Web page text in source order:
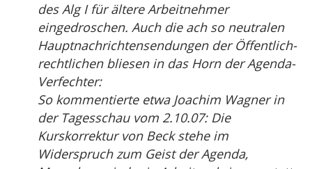
des Alg I für ältere Arbeitnehmer
eingedroschen. Auch die ach so neutralen
Hauptnachrichtensendungen der Öffentlich-
rechtlichen bliesen in das Horn der Agenda-
Verfechter:
So kommentierte etwa Joachim Wagner in
der Tagesschau vom 2.10.07: Die
Kurskorrektur von Beck stehe im
Widerspruch zum Geist der Agenda,